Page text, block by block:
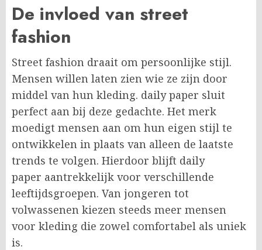
De invloed van street
fashion
Street fashion draait om persoonlijke stijl.
Mensen willen laten zien wie ze zijn door
middel van hun kleding. daily paper sluit
perfect aan bij deze gedachte. Het merk
moedigt mensen aan om hun eigen stijl te
ontwikkelen in plaats van alleen de laatste
trends te volgen. Hierdoor blijft daily
paper aantrekkelijk voor verschillende
leeftijdsgroepen. Van jongeren tot
volwassenen kiezen steeds meer mensen
voor kleding die zowel comfortabel als uniek
is.